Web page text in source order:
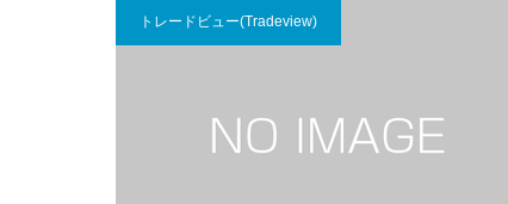
トレードビュー(Tradeview)